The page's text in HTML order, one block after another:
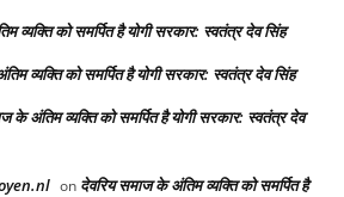
व्यक्ति को समर्पित है योगी सरकार: स्वतंत्र देव सिंह
व्यक्ति को समर्पित है योगी सरकार: स्वतंत्र देव सिंह
के अंतिम व्यक्ति को समर्पित है योगी सरकार: स्वतंत्र देव
on देवरिय समाज के अंतिम व्यक्ति को समर्पित है